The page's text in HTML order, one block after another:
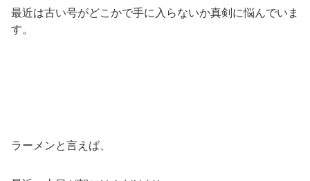
最近は古い号がどこかで手に入らないか真剣に悩んでいま
す。
ラーメンと言えば、